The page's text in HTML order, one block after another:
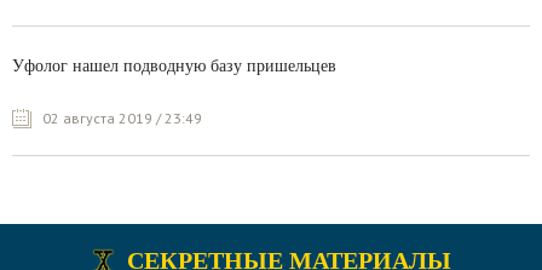
Уфолог нашел подводную базу пришельцев
02 августа 2019 / 23:49
СЕКРЕТНЫЕ МАТЕРИАЛЫ